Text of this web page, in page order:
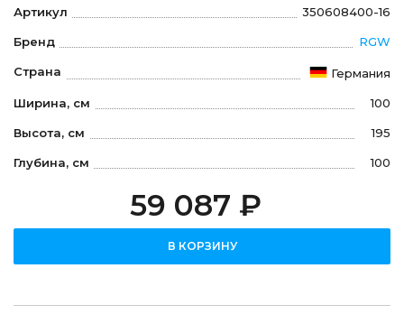
Артикул 350608400-16
Бренд RGW
Страна Германия
Ширина, см 100
Высота, см 195
Глубина, см 100
59 087 ₽
В КОРЗИНУ